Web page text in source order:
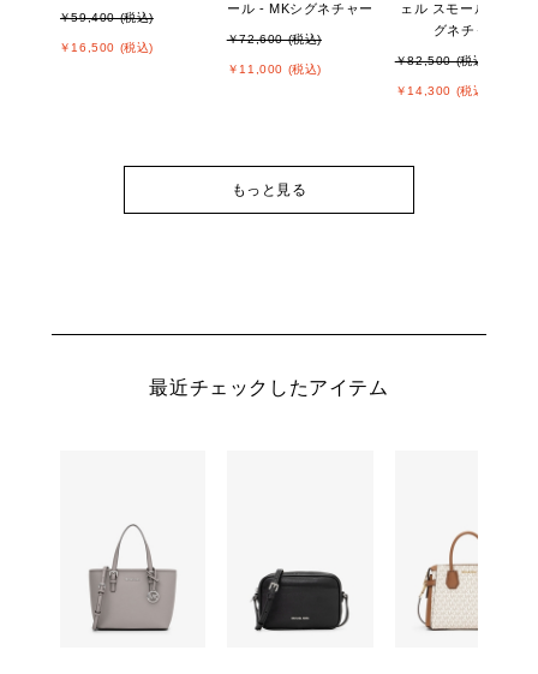
￥59,400 (税込)
￥16,500 (税込)
ール - MKシグネチャー
￥72,600 (税込)
￥11,000 (税込)
ェル スモール - MKシ
グネチャー
￥82,500 (税込)
￥14,300 (税込)
もっと見る
最近チェックしたアイテム